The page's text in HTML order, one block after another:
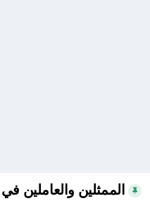
الممثلين والعاملين